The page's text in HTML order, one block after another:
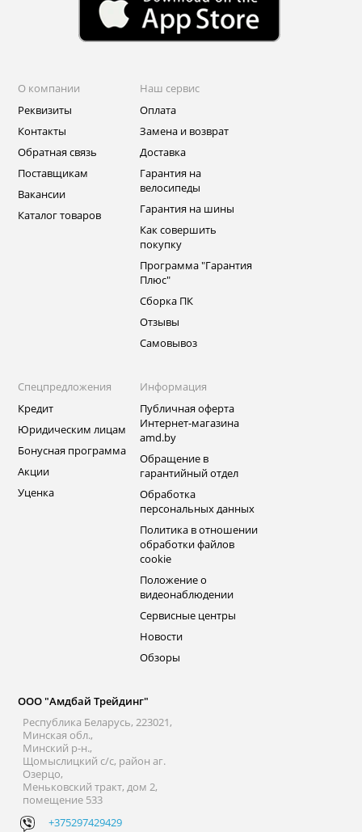
О компании
Реквизиты
Контакты
Обратная связь
Поставщикам
Вакансии
Каталог товаров
Наш сервис
Оплата
Замена и возврат
Доставка
Гарантия на
велосипеды
Гарантия на шины
Как совершить
покупку
Программа "Гарантия
Плюс"
Сборка ПК
Отзывы
Самовывоз
Спецпредложения
Кредит
Юридическим лицам
Бонусная программа
Акции
Уценка
Информация
Публичная оферта
Интернет-магазина
amd.by
Обращение в
гарантийный отдел
Обработка
персональных данных
Политика в отношении
обработки файлов
cookie
Положение о
видеонаблюдении
Сервисные центры
Новости
Обзоры
ООО "Амдбай Трейдинг"
Республика Беларусь, 223021,
Минская обл.,
Минский р-н.,
Щомыслицкий с/с, район аг.
Озерцо,
Меньковский тракт, дом 2,
помещение 533
+375297429429